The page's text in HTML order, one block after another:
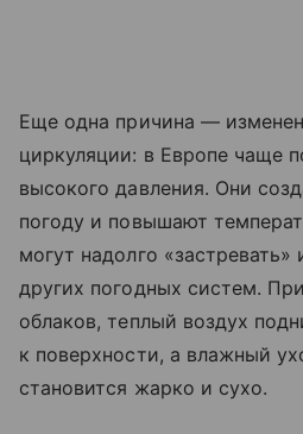
Еще одна причина —
циркуляции: в Европе чаще
высокого давления. Они
погоду и повышают
могут надолго
других погодных систем.
облаков, теплый воздух
к поверхности, а влажный
становится жарко и сухо.